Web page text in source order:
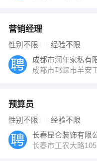
营销经理
性别不限 经验不限
成都市润年家私有
成都市邛崃市羊安
预算员
性别不限 经验不限
长春昆仑装饰有限
长春市工农大路